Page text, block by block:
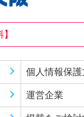
個人情報保
運営企業